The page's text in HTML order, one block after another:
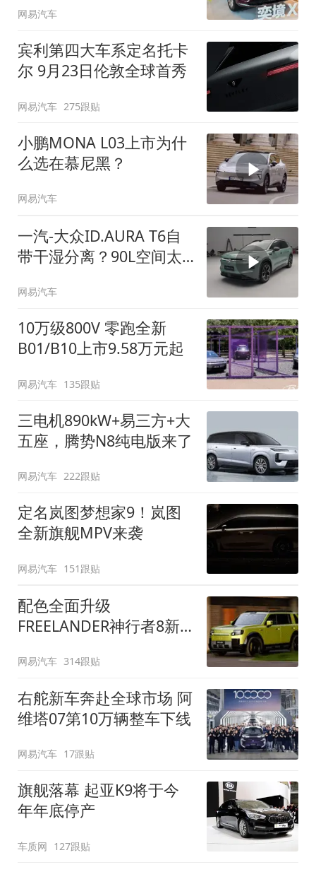
网易汽车
宾利第四大车系定名托卡
尔 9月23日伦敦全球首秀
网易汽车 275跟贴
小鹏MONA L03上市为什
么选在慕尼黑？
网易汽车
一汽-大众ID.AURA T6自
带干湿分离？90L空间太
网易汽车
10万级800V 零跑全新
B01/B10上市9.58万元起
网易汽车 135跟贴
三电机890kW+易三方+大
五座，腾势N8纯电版来了
网易汽车 222跟贴
定名岚图梦想家9！岚图
全新旗舰MPV来袭
网易汽车 151跟贴
配色全面升级
FREELANDER神行者8新
网易汽车 314跟贴
右舵新车奔赴全球市场 阿
维塔07第10万辆整车下线
网易汽车 17跟贴
旗舰落幕 起亚K9将于今
年年底停产
车质网 127跟贴